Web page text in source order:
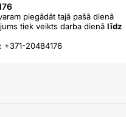
piegādāt tajā pašā dienā
tiek veikts darba dienā līdz
+371-20484176